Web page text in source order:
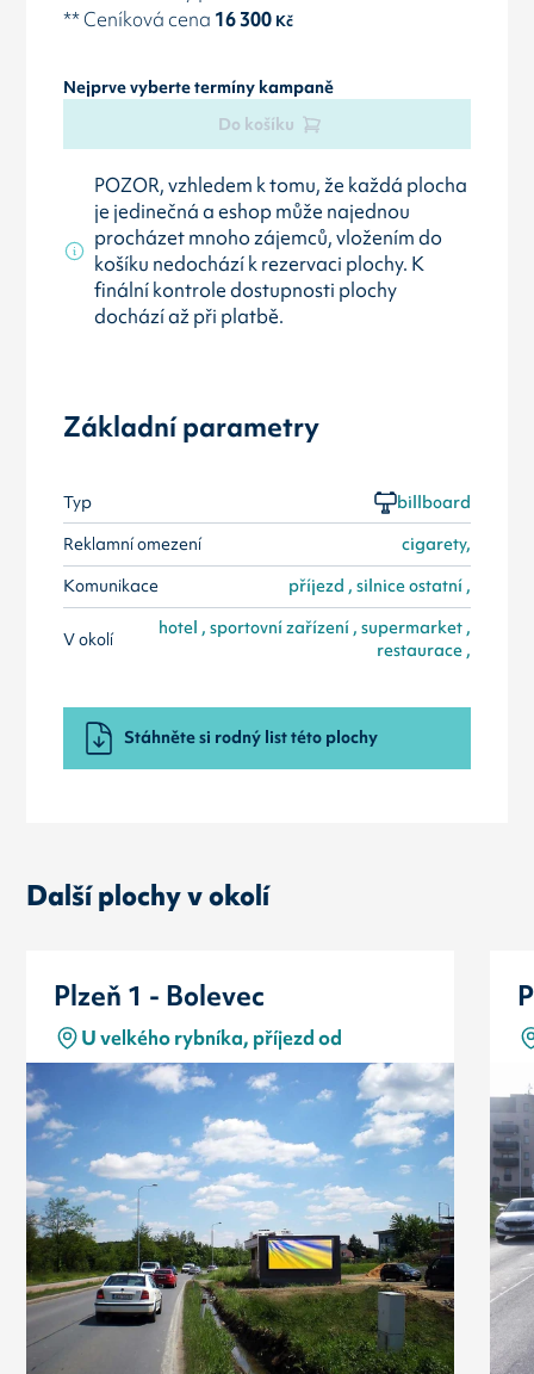
** Ceníková cena 16 300Kč
Nejprve vyberte termíny kampaně
Do košíku
POZOR, vzhledem k tomu, že každá plocha
je jedinečná a eshop může najednou
procházet mnoho zájemců, vložením do
košíku nedochází k rezervaci plochy. K
finální kontrole dostupnosti plochy
dochází až při platbě.
Základní parametry
Typ
billboard
Reklamní omezení
cigarety,
Komunikace
příjezd , silnice ostatní ,
V okolí
hotel , sportovní zařízení , supermarket ,
restaurace ,
Stáhněte si rodný list této plochy
Další plochy v okolí
Plzeň 1 - Bolevec
U velkého rybníka, příjezd od